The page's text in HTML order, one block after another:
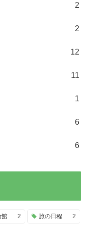
2
2
12
11
1
6
6
館 2 旅の日程 2